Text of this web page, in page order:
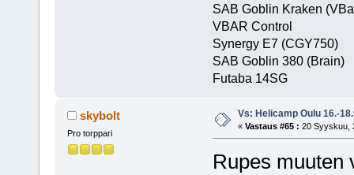
SAB Goblin Kraken
VBAR Control
Synergy E7 (CGY750)
SAB Goblin 380 (Brain)
Futaba
skybolt
Pro torppari
Vs: Helicamp Oulu 16.-
« Vastaus #65 : 20 Syyskuu,
Rupes muuten